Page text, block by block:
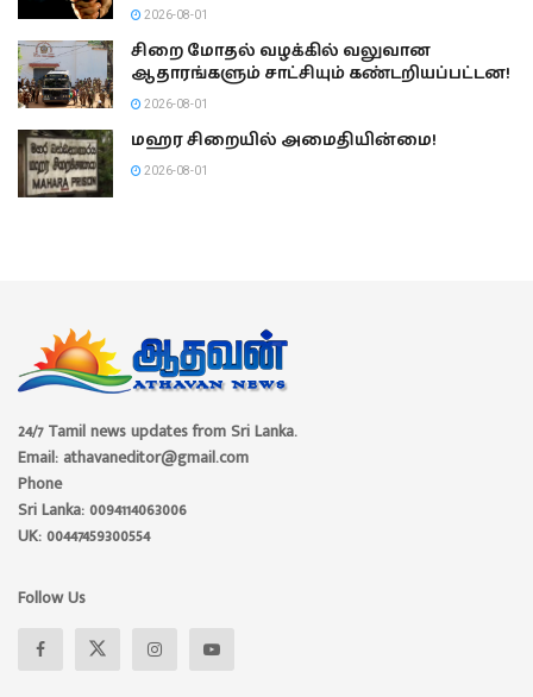
2026-08-01
சிறை மோதல் வழக்கில் வலுவான
ஆதாரங்களும் சாட்சியும் கண்டறியப்பட்டன!
2026-08-01
மஹர சிறையில் அமைதியின்மை!
2026-08-01
24/7 Tamil news updates from Sri Lanka.
Email: athavaneditor@gmail.com
Phone
Sri Lanka: 0094114063006
UK: 00447459300554
Follow Us